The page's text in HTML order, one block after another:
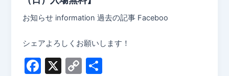
お知らせ information 過去の記事 Faceboo
シェアよろしくお願いします！
F
X
C